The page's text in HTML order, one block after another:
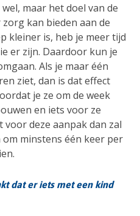
maar het doel van de
kan bieden aan de
kleiner is, heb je meer tijd
er zijn. Daardoor kun je
Als je maar één
ziet, dan is dat effect
je ze om de week
en iets voor ze
voor deze aanpak dan zal
minstens één keer per
dat er iets met een kind